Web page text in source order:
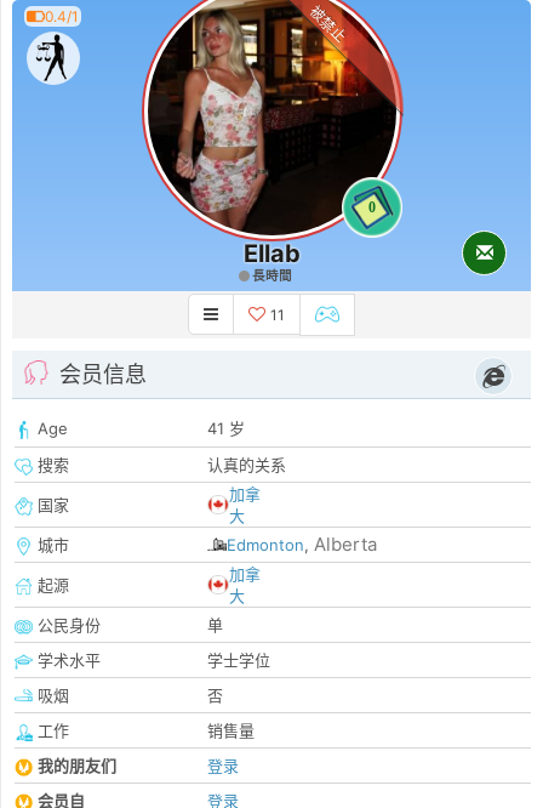
0.4/1
0
被禁止
Ellab
長時間
11
会员信息
Age
41 岁
搜索
认真的关系
国家
加拿
大
城市
Edmonton, Alberta
起源
加拿
大
公民身份
单
学术水平
学士学位
吸烟
否
工作
销售量
我的朋友们
登录
会员自
登录